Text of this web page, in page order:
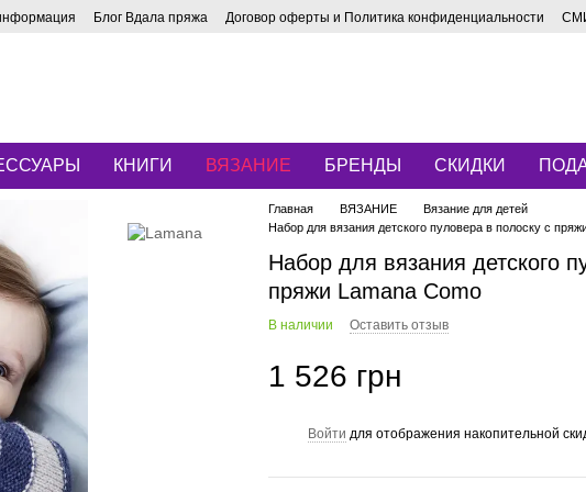
Блог Вдала пряжа Договор оферты и Политика конфиденциальности
КНИГИ ВЯЗАНИЕ БРЕНДЫ СКИДКИ
Главная ВЯЗАНИЕ
Вязание для детей
Набор для вязания детского пуловера в полоску с
Набор для вязания детского
пряжи Lamana Como
В наличии Оставить отзыв
1 526 грн
Войти для отображения накопительной